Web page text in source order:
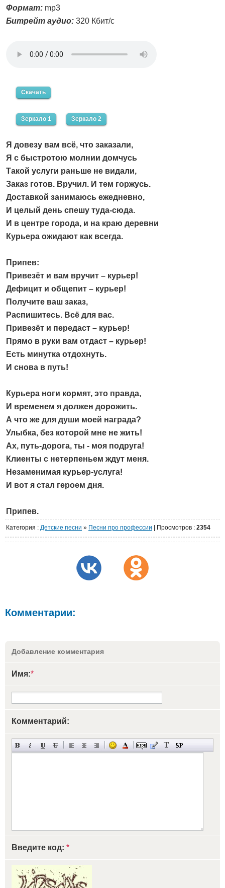
Формат: mp3
Битрейт аудио: 320 Кбит/с
Скачать
Зеркало 1 Зеркало 2
Я довезу вам всё, что заказали,
Я с быстротою молнии домчусь
Такой услуги раньше не видали,
Заказ готов. Вручил. И тем горжусь.
Доставкой занимаюсь ежедневно,
И целый день спешу туда-сюда.
И в центре города, и на краю деревни
Курьера ожидают как всегда.
Припев:
Привезёт и вам вручит – курьер!
Дефицит и общепит – курьер!
Получите ваш заказ,
Распишитесь. Всё для вас.
Привезёт и передаст – курьер!
Прямо в руки вам отдаст – курьер!
Есть минутка отдохнуть.
И снова в путь!
Курьера ноги кормят, это правда,
И временем я должен дорожить.
А что же для души моей награда?
Улыбка, без которой мне не жить!
Ах, путь-дорога, ты - моя подруга!
Клиенты с нетерпеньем ждут меня.
Незаменимая курьер-услуга!
И вот я стал героем дня.
Припев.
Категория : Детские песни » Песни про профессии Просмотров : 2354
Комментарии:
Добавление комментария
Имя:*
Комментарий:
Введите код: *